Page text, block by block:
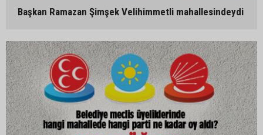
Başkan Ramazan Şimşek Velihimmetli mahallesindeydi